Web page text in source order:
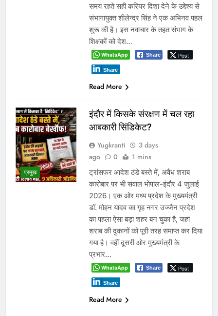
समय रहते सही करियर दिशा देने के उद्देश्य से
संभागायुक्त शीलेन्द्र सिंह ने एक अभिनव पहल
शुरू की है। इस नवाचार के तहत संभाग के
शिक्षकों को देश…
WhatsApp Share Post
Share
Read More
प्रमुख
इंदौर में किसके संरक्षण में चल रहा
आबकारी सिंडिकेट?
Yugkranti
3 days
ago
0 1 mins
ट्रांसफर आदेश ठंडे बस्ते में, अवैध शराब
कारोबार पर भी सवाल भोपाल-इंदौर 4 जुलाई
2026। एक ओर मध्य प्रदेश के मुख्यमंत्री
डॉ. मोहन यादव का गृह नगर उज्जैन प्रदेश
का पहला ऐसा बड़ा शहर बन चुका है, जहां
शराब की दुकानों को पूरी तरह समाप्त कर दिया
गया है। वहीं दूसरी ओर मुख्यमंत्री के
प्रभार…
WhatsApp Share Post
Share
Read More